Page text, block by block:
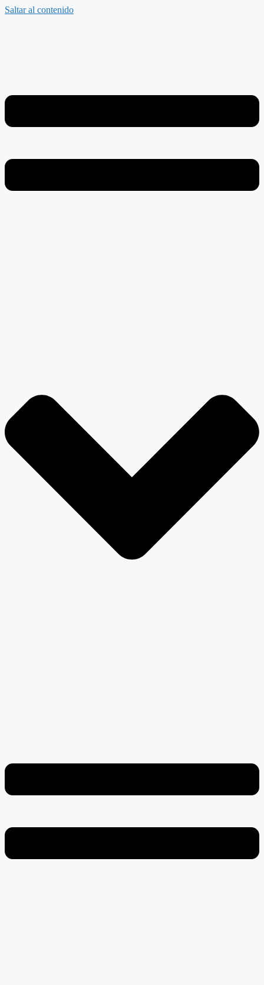
Saltar al contenido